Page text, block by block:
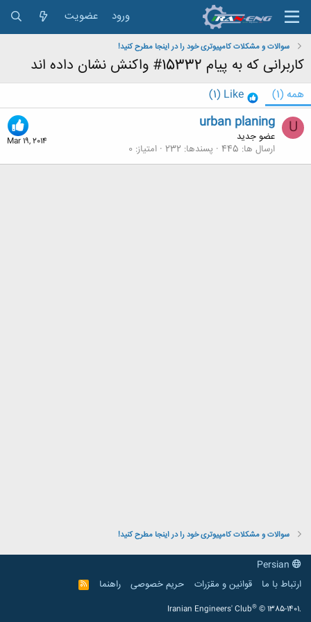
ورود عضویت
سوالات و مشکلات کامپیوتری خود را در اینجا مطرح کنید!
کاربرانی که به پیام 15332# واکنش نشان داده اند
همه (1)
Like
(1)
U
Mar 19, 2014
urban planing
عضو جدید
ارسال ها 445 پسندها 232 امتیاز 0
سوالات و مشکلات کامپیوتری خود را در اینجا مطرح کنید!
ارتباط با ما
قوانین و مقرّرات حریم خصوصی راهنما
R
S
Iranian Engineers' Club® © 1385-1401.